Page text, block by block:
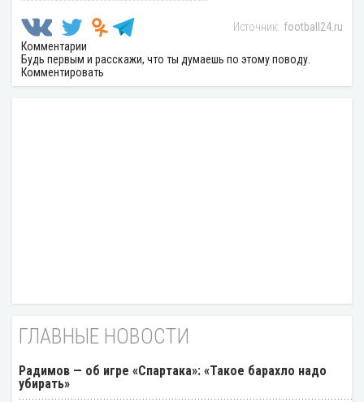
football24.ru
Комментарии
Будь первым и расскажи, что ты думаешь по этому поводу.
Комментировать
ГЛАВНЫЕ НОВОСТИ
Радимов — об игре «Спартака»: «Такое барахло надо
убирать»